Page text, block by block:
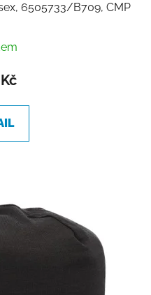
6505733/B709, CMP